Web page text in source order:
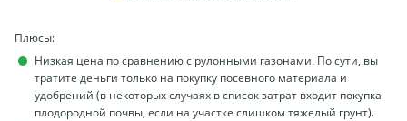
Плюсы:
Низкая цена по сравнению с рулонными газонами. По сути, вы
тратите деньги только на покупку посевного материала и
удобрений (в некоторых случаях в список затрат входит покупка
плодородной почвы, если на участке слишком тяжелый грунт).